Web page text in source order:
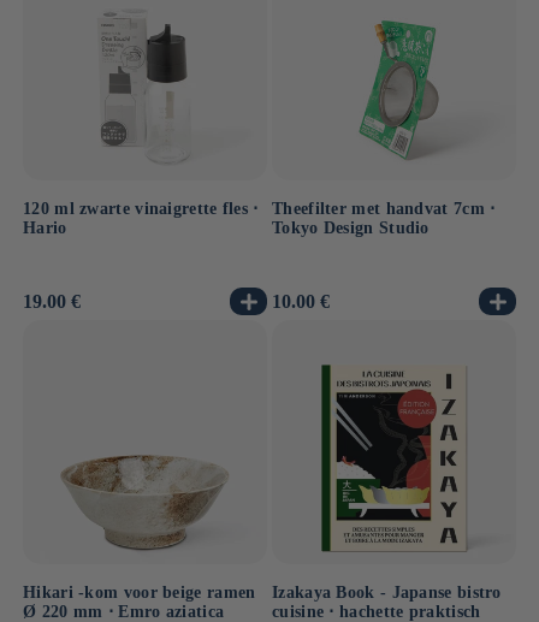
120 ml zwarte vinaigrette fles ⋅
Hario
Normale
19.00 €
Theefilter met handvat 7cm ⋅
Tokyo Design Studio
Normale
10.00 €
Hikari -kom voor beige ramen
Ø 220 mm ⋅ Emro aziatica
Izakaya Book - Japanse bistro
cuisine ⋅ hachette praktisch